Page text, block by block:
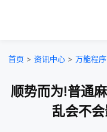
首页 > 资讯中心 > 万能程序
顺势而为!普通
乱会不